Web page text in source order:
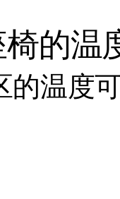
的温
的温度